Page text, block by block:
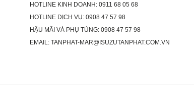
HOTLINE KINH DOANH: 0911 68 05 68
HOTLINE DỊCH VỤ: 0908 47 57 98
HẬU MÃI VÀ PHỤ TÙNG: 0908 47 57 98
EMAIL: TANPHAT-MAR@ISUZUTANPHAT.COM.VN